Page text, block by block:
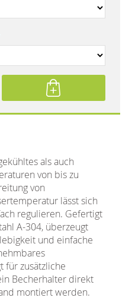
als auch
von bis zu
von
lässt sich
regulieren. Gefertigt
A-304, überzeugt
und einfache
für zusätzliche
Becherhalter direkt
montiert werden.